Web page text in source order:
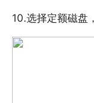
10.选择定额磁盘